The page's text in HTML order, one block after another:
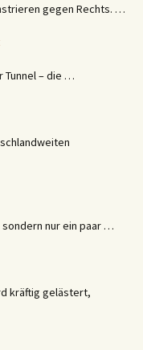
gegen Rechts. …
Tunnel – die …
sondern nur ein paar …
kräftig gelästert,